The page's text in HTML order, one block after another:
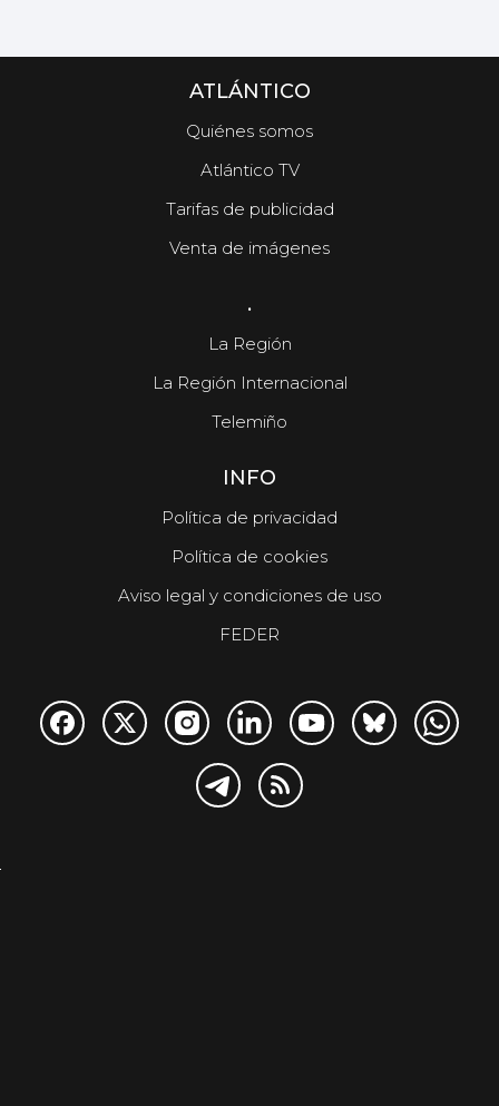
ATLÁNTICO
Quiénes somos
Atlántico TV
Tarifas de publicidad
Venta de imágenes
.
La Región
La Región Internacional
Telemiño
INFO
Política de privacidad
Política de cookies
Aviso legal y condiciones de uso
FEDER